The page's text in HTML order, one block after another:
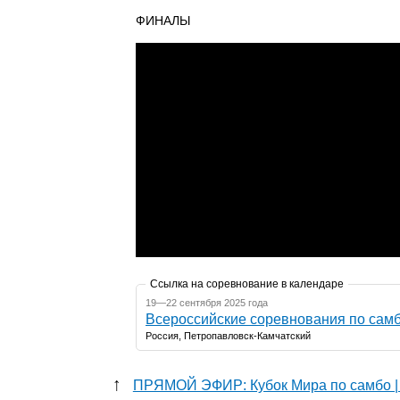
ФИНАЛЫ
Ссылка на соревнование в календаре
19—22 сентября 2025 года
Всероссийские соревнования по
Россия, Петропавловск-Камчатский
↑ ПРЯМОЙ ЭФИР: Кубок Мира по самбо |